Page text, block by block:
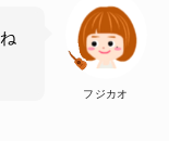
フジカオ